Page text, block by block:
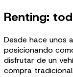
Renting:
Desde hace unos
posicionando
disfrutar de un
compra